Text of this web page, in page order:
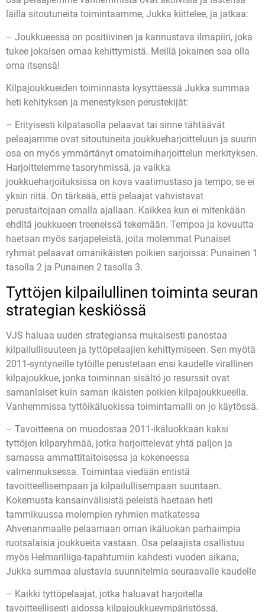
lailla sitoutuneita toimintaamme, Jukka kiittelee, ja jatkaa:
– Joukkueessa on positiivinen ja kannustava ilmapiiri, joka
tukee jokaisen omaa kehittymistä. Meillä jokainen saa olla
oma itsensä!
Kilpajoukkueiden toiminnasta kysyttäessä Jukka summaa
heti kehityksen ja menestyksen perustekijät:
– Erityisesti kilpatasolla pelaavat tai sinne tähtäävät
pelaajamme ovat sitoutuneita joukkueharjoitteluun ja suurin
osa on myös ymmärtänyt omatoimiharjoittelun merkityksen.
Harjoittelemme tasoryhmissä, ja vaikka
joukkueharjoituksissa on kova vaatimustaso ja tempo, se ei
yksin riitä. On tärkeää, että pelaajat vahvistavat
perustaitojaan omalla ajallaan. Kaikkea kun ei mitenkään
ehditä joukkueen treeneissä tekemään. Tempoa ja kovuutta
haetaan myös sarjapeleistä, joita molemmat Punaiset
ryhmät pelaavat omanikäisten poikien sarjoissa: Punainen 1
tasolla 2 ja Punainen 2 tasolla 3.
Tyttöjen kilpailullinen toiminta seuran
strategian keskiössä
VJS haluaa uuden strategiansa mukaisesti panostaa
kilpailullisuuteen ja tyttöpelaajien kehittymiseen. Sen myötä
2011-syntyneille tytöille perustetaan ensi kaudelle virallinen
kilpajoukkue, jonka toiminnan sisältö jo resurssit ovat
samanlaiset kuin saman ikäisten poikien kilpajoukkueella.
Vanhemmissa tyttöikäluokissa toimintamalli on jo käytössä.
– Tavoitteena on muodostaa 2011-ikäluokkaan kaksi
tyttöjen kilparyhmää, jotka harjoittelevat yhtä paljon ja
samassa ammattitaitoisessa ja kokeneessa
valmennuksessa. Toimintaa viedään entistä
tavoitteellisempaan ja kilpailullisempaan suuntaan.
Kokemusta kansainvälisistä peleistä haetaan heti
tammikuussa molempien ryhmien matkatessa
Ahvenanmaalle pelaamaan oman ikäluokan parhaimpia
ruotsalaisia joukkueita vastaan. Osa pelaajista osallistuu
myös Helmariliiga-tapahtumiin kahdesti vuoden aikana,
Jukka summaa alustavia suunnitelmia seuraavalle kaudelle
– Kaikki tyttöpelaajat, jotka haluavat harjoitella
tavoitteellisesti aidossa kilpajoukkueympäristössä,